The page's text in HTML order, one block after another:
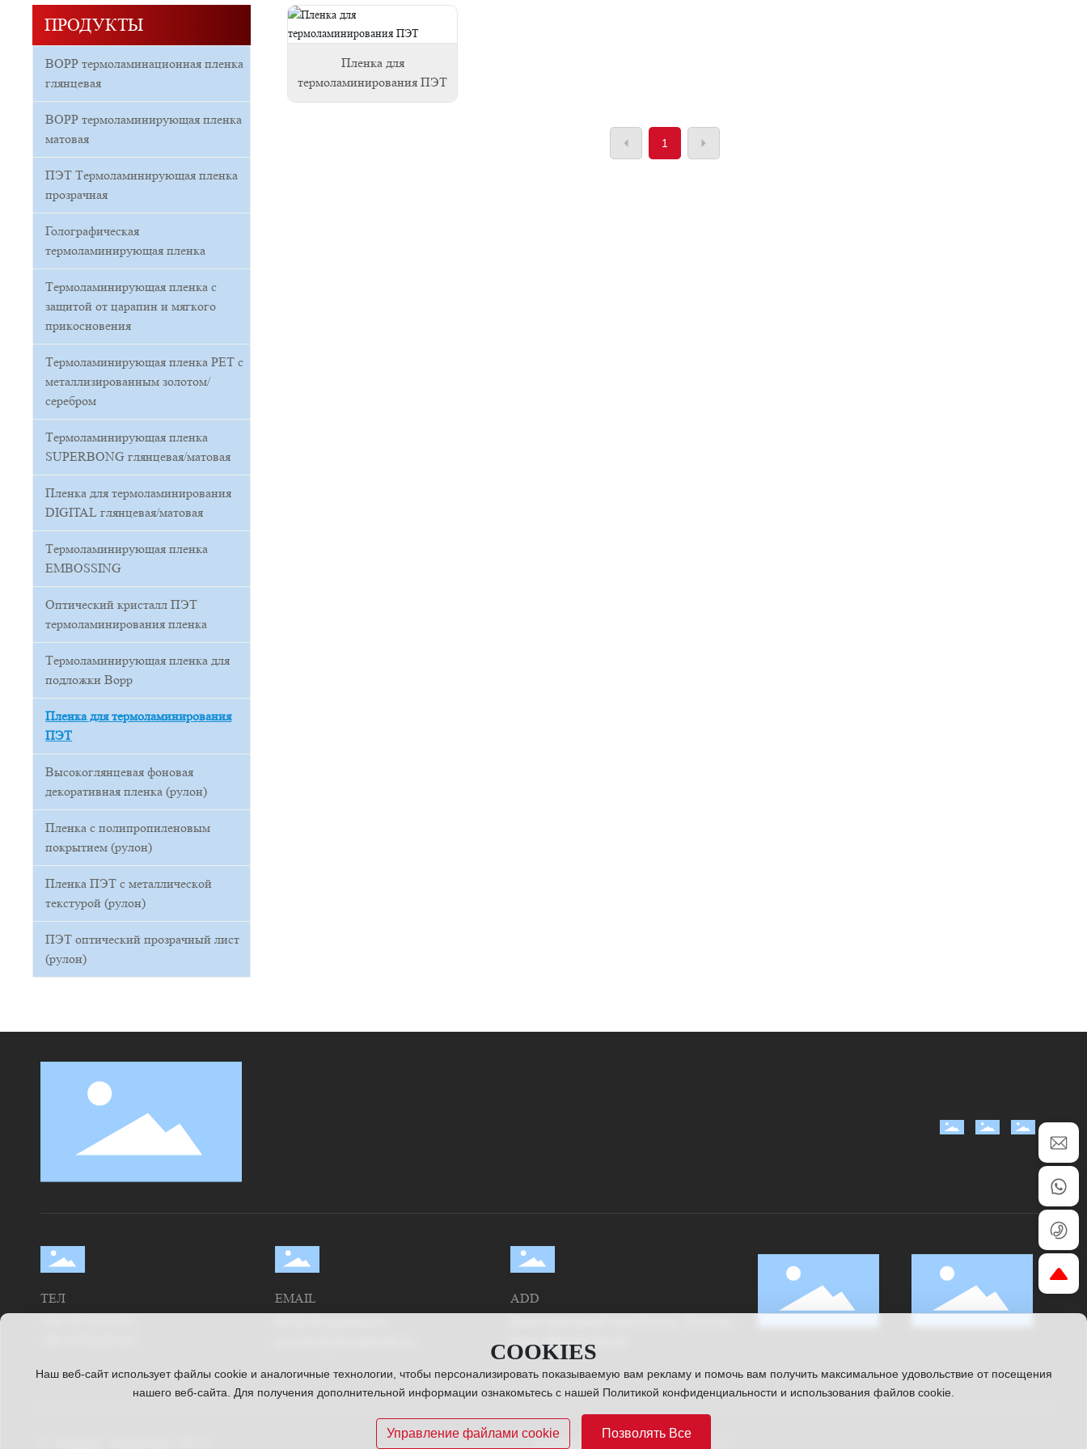
ПРОДУКТЫ
BOPP термоламинационная пленка
глянцевая
BOPP термоламинирующая пленка
матовая
ПЭТ Термоламинирующая пленка
прозрачная
Голографическая
термоламинирующая пленка
Термоламинирующая пленка с
защитой от царапин и мягкого
прикосновения
Термоламинирующая пленка PET с
металлизированным золотом/
серебром
Термоламинирующая пленка
SUPERBONG глянцевая/матовая
Пленка для термоламинирования
DIGITAL глянцевая/матовая
Термоламинирующая пленка
EMBOSSING
Оптический кристалл ПЭТ
термоламинирования пленка
Термоламинирующая пленка для
подложки Bopp
Пленка для термоламинирования
ПЭТ
Высокоглянцевая фоновая
декоративная пленка (рулон)
Пленка с полипропиленовым
покрытием (рулон)
Пленка ПЭТ с металлической
текстурой (рулон)
ПЭТ оптический прозрачный лист
(рулон)
Пленка для
термоламинирования ПЭТ
1
ТЕЛ
EMAIL
ADD
鲁ICP备05011677号-1
COOKIES
Наш веб-сайт использует файлы cookie и аналогичные технологии, чтобы персонализировать показываемую вам рекламу и помочь вам получить максимальное удовольствие от посещения
нашего веб-сайта. Для получения дополнительной информации ознакомьтесь с нашей Политикой конфиденциальности и использования файлов cookie.
Управление файлами cookie Позволять Все